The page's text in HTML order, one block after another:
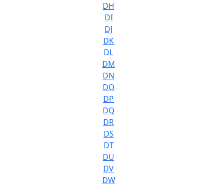
DH
DI
DJ
DK
DL
DM
DN
DO
DP
DQ
DR
DS
DT
DU
DV
DW